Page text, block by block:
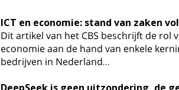
ICT en economie: stand van zaken
Dit artikel van het CBS beschrijft de rol
economie aan de hand van enkele
bedrijven in Nederland…